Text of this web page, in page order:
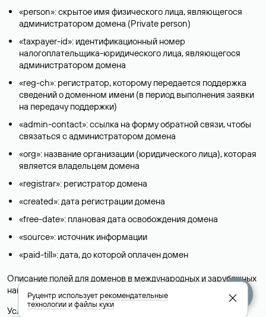
«person»: скрытое имя физического лица, являющегося
администратором домена (Privatе person)
«taxpayer-id»: идентификационный номер
налогоплательщика-юридического лица, являющегося
администратором домена
«reg-ch»: регистратор, которому передается поддержка
сведений о доменном имени (в период выполнения заявки
на передачу поддержки)
«admin-contact»: ссылка на форму обратной связи, чтобы
связаться с администратором домена
«org»: название организации (юридического лица), которая
является владельцем домена
«registrar»: регистратор домена
«created»: дата регистрации домена
«free-date»: плановая дата освобождения домена
«source»: источник информации
«paid-till»: дата, до которой оплачен домен
Описание полей для доменов в международных и зарубежных
национальных доменах представлены в разделе «
».
Условия использования Whois-сервиса
Руцентр используетрекомендательные
технологииифайлы куки